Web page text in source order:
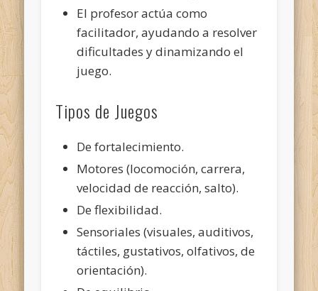
El profesor actúa como
facilitador, ayudando a resolver
dificultades y dinamizando el
juego.
Tipos de Juegos
De fortalecimiento.
Motores (locomoción, carrera,
velocidad de reacción, salto).
De flexibilidad.
Sensoriales (visuales, auditivos,
táctiles, gustativos, olfativos, de
orientación).